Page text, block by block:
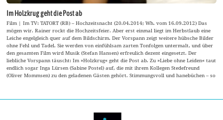
Im Holzkrug geht die Post ab
Film | Im TV: TATORT (RB) – Hochzeitsnacht (20.04.2014; Wh. vom 16.09.2012) Das
mögen wir. Rainer rockt die Hochzeitsfeier. Aber erst einmal liegt im Herbstlaub eine
Leiche engelgleich quer auf dem Bildschirm. Der Vorspann zeigt weitere hübsche Bilder
ohne Fehl und Tadel. Sie werden von einfühlsam zarten Tonfolgen untermalt, und über
den gesamten Film wird Musik (Stefan Hansen) erfreulich dezent eingesetzt. Der
liebliche Vorspann täuscht: Im »Holzkrug« geht die Post ab. Zu »Liebe ohne Leiden« taut
endlich sogar Inga Lürsen (Sabine Postel) auf, die mit ihrem Kollegen Stedefreund
(Oliver Mommsen) zu den geladenen Gästen gehört. Stimmungsvoll und hanebüchen – so